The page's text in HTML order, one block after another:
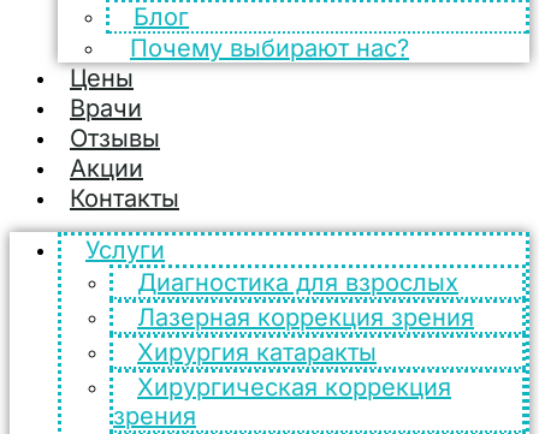
Блог
Почему выбирают нас?
Цены
Врачи
Отзывы
Акции
Контакты
Услуги
Диагностика для взрослых
Лазерная коррекция зрения
Хирургия катаракты
Хирургическая коррекция
зрения